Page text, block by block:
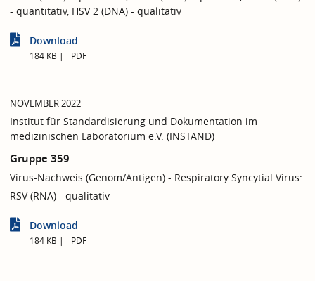
- quantitativ, HSV 2 (DNA) - qualitativ
Download
184 KB PDF
NOVEMBER 2022
Institut für Standardisierung und Dokumentation im
medizinischen Laboratorium e.V. (INSTAND)
Gruppe 359
Virus-Nachweis (Genom/Antigen) - Respiratory Syncytial Virus:
RSV (RNA) - qualitativ
Download
184 KB PDF